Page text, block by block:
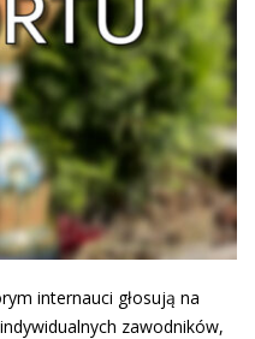
internauci głosują na
zawodników,